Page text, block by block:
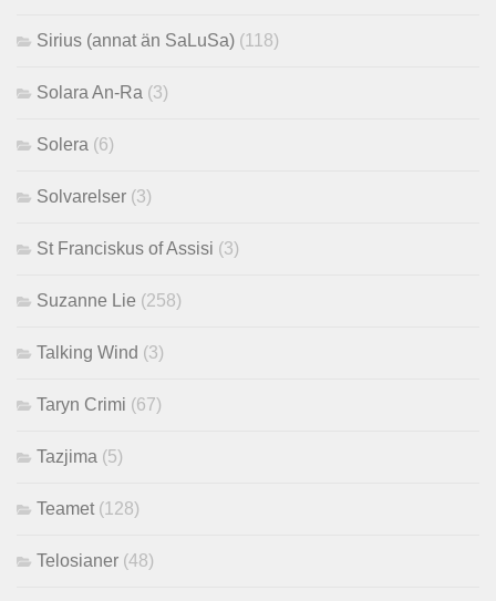
Sirius (annat än SaLuSa) (118)
Solara An-Ra (3)
Solera (6)
Solvarelser (3)
St Franciskus of Assisi (3)
Suzanne Lie (258)
Talking Wind (3)
Taryn Crimi (67)
Tazjima (5)
Teamet (128)
Telosianer (48)